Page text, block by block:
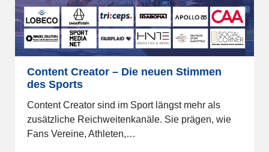
Content Creator – Die neuen Stimmen
des Sports
Content Creator sind im Sport längst mehr als
zusätzliche Reichweitenkanäle. Sie prägen, wie
Fans Vereine, Athleten,…